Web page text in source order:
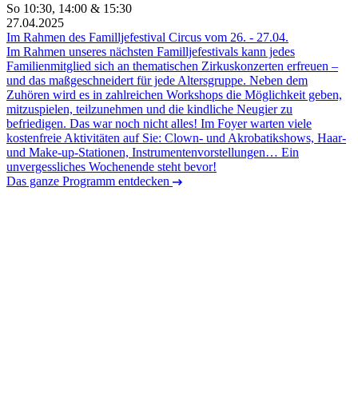
So 10:30, 14:00 & 15:30
27.04.2025
Im Rahmen des Familljefestival Circus vom 26. - 27.04.
Im Rahmen unseres nächsten Familljefestivals kann jedes
Familienmitglied sich an thematischen Zirkuskonzerten erfreuen –
und das maßgeschneidert für jede Altersgruppe. Neben dem
Zuhören wird es in zahlreichen Workshops die Möglichkeit geben,
mitzuspielen, teilzunehmen und die kindliche Neugier zu
befriedigen. Das war noch nicht alles! Im Foyer warten viele
kostenfreie Aktivitäten auf Sie: Clown- und Akrobatikshows, Haar-
und Make-up-Stationen, Instrumentenvorstellungen… Ein
unvergessliches Wochenende steht bevor!
Das ganze Programm entdecken